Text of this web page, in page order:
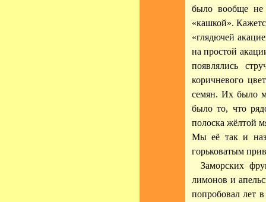
было вообще
«кашкой».
«глядючей
на простой
появлялись
коричневого
семян. Их было
было то, что
полоска жёлтой
Мы её так и
горьковатым
Заморских
лимонов и
попробовал лет